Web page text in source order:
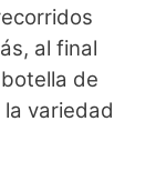
al final
de
la variedad